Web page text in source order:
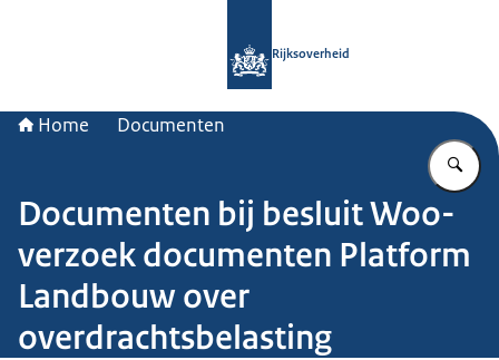
Rijksoverheid
Home Documenten
Documenten bij besluit Woo-
verzoek documenten Platform
Landbouw over
overdrachtsbelasting